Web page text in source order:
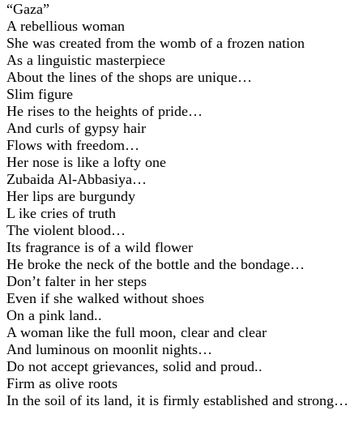
“Gaza”
A rebellious woman
She was created from the womb of a frozen nation
As a linguistic masterpiece
About the lines of the shops are unique…
Slim figure
He rises to the heights of pride…
And curls of gypsy hair
Flows with freedom…
Her nose is like a lofty one
Zubaida Al-Abbasiya…
Her lips are burgundy
L ike cries of truth
The violent blood…
Its fragrance is of a wild flower
He broke the neck of the bottle and the bondage…
Don’t falter in her steps
Even if she walked without shoes
On a pink land..
A woman like the full moon, clear and clear
And luminous on moonlit nights…
Do not accept grievances, solid and proud..
Firm as olive roots
In the soil of its land, it is firmly established and strong…